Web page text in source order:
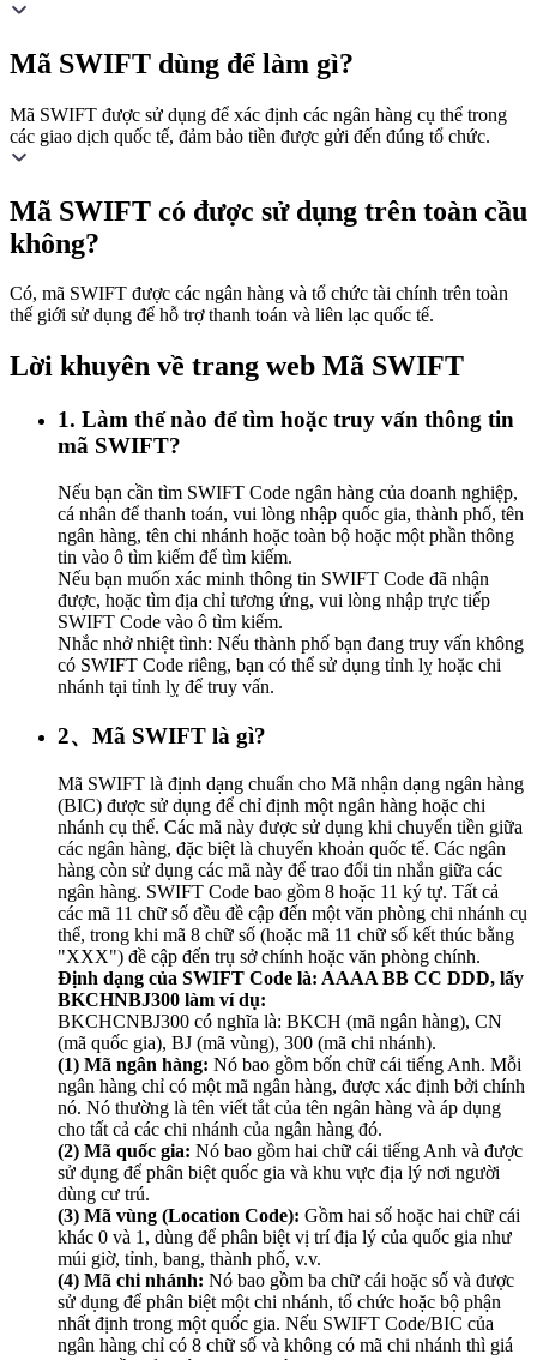
Mã SWIFT dùng để làm gì?
Mã SWIFT được sử dụng để xác định các ngân hàng cụ thể trong
các giao dịch quốc tế, đảm bảo tiền được gửi đến đúng tổ chức.
Mã SWIFT có được sử dụng trên toàn cầu
không?
Có, mã SWIFT được các ngân hàng và tổ chức tài chính trên toàn
thế giới sử dụng để hỗ trợ thanh toán và liên lạc quốc tế.
Lời khuyên về trang web Mã SWIFT
1. Làm thế nào để tìm hoặc truy vấn thông tin
mã SWIFT?
Nếu bạn cần tìm SWIFT Code ngân hàng của doanh nghiệp,
cá nhân để thanh toán, vui lòng nhập quốc gia, thành phố, tên
ngân hàng, tên chi nhánh hoặc toàn bộ hoặc một phần thông
tin vào ô tìm kiếm để tìm kiếm.
Nếu bạn muốn xác minh thông tin SWIFT Code đã nhận
được, hoặc tìm địa chỉ tương ứng, vui lòng nhập trực tiếp
SWIFT Code vào ô tìm kiếm.
Nhắc nhở nhiệt tình: Nếu thành phố bạn đang truy vấn không
có SWIFT Code riêng, bạn có thể sử dụng tỉnh lỵ hoặc chi
nhánh tại tỉnh lỵ để truy vấn.
2、Mã SWIFT là gì?
Mã SWIFT là định dạng chuẩn cho Mã nhận dạng ngân hàng
(BIC) được sử dụng để chỉ định một ngân hàng hoặc chi
nhánh cụ thể. Các mã này được sử dụng khi chuyển tiền giữa
các ngân hàng, đặc biệt là chuyển khoản quốc tế. Các ngân
hàng còn sử dụng các mã này để trao đổi tin nhắn giữa các
ngân hàng. SWIFT Code bao gồm 8 hoặc 11 ký tự. Tất cả
các mã 11 chữ số đều đề cập đến một văn phòng chi nhánh cụ
thể, trong khi mã 8 chữ số (hoặc mã 11 chữ số kết thúc bằng
"XXX") đề cập đến trụ sở chính hoặc văn phòng chính.
Định dạng của SWIFT Code là: AAAA BB CC DDD, lấy
BKCHNBJ300 làm ví dụ:
BKCHCNBJ300 có nghĩa là: BKCH (mã ngân hàng), CN
(mã quốc gia), BJ (mã vùng), 300 (mã chi nhánh).
(1) Mã ngân hàng: Nó bao gồm bốn chữ cái tiếng Anh. Mỗi
ngân hàng chỉ có một mã ngân hàng, được xác định bởi chính
nó. Nó thường là tên viết tắt của tên ngân hàng và áp dụng
cho tất cả các chi nhánh của ngân hàng đó.
(2) Mã quốc gia: Nó bao gồm hai chữ cái tiếng Anh và được
sử dụng để phân biệt quốc gia và khu vực địa lý nơi người
dùng cư trú.
(3) Mã vùng (Location Code): Gồm hai số hoặc hai chữ cái
khác 0 và 1, dùng để phân biệt vị trí địa lý của quốc gia như
múi giờ, tỉnh, bang, thành phố, v.v.
(4) Mã chi nhánh: Nó bao gồm ba chữ cái hoặc số và được
sử dụng để phân biệt một chi nhánh, tổ chức hoặc bộ phận
nhất định trong một quốc gia. Nếu SWIFT Code/BIC của
ngân hàng chỉ có 8 chữ số và không có mã chi nhánh thì giá